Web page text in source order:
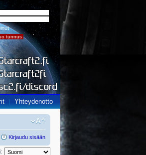
Yhteydenotto
Kirjaudu sisään